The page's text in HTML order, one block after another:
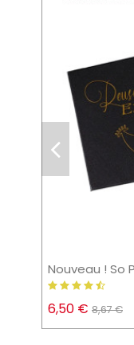
Nouveau ! So
6,50 € 8,67 €